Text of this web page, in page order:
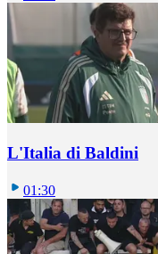
L'Italia di Baldini
01:30